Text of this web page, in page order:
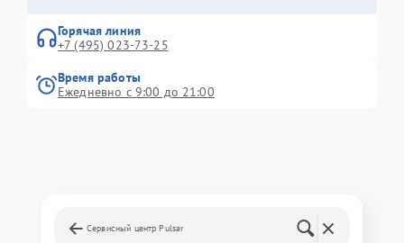
Горячая линия
+7 (495) 023-73-25
Время работы
Ежедневно с 9:00 до 21:00
Сервисный центр Pulsar